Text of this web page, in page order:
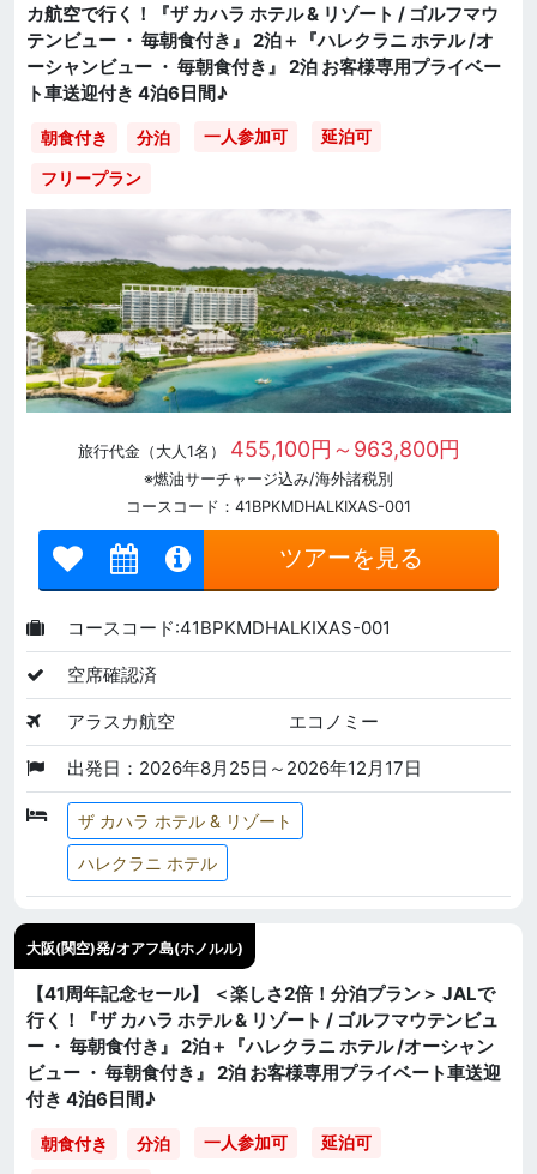
カ航空で行く！『ザ カハラ ホテル & リゾート / ゴルフマウ
テンビュー ・ 毎朝食付き』 2泊＋『ハレクラニ ホテル /オ
ーシャンビュー ・ 毎朝食付き』 2泊 お客様専用プライベー
ト車送迎付き 4泊6日間♪
朝食付き 分泊 一人参加可 延泊可
フリープラン
旅行代金（大人1名） 455,100円～963,800円
※燃油サーチャージ込み/海外諸税別
コースコード：41BPKMDHALKIXAS-001
ツアーを見る
コースコード:41BPKMDHALKIXAS-001
空席確認済
アラスカ航空 エコノミー
出発日：2026年8月25日～2026年12月17日
ザ カハラ ホテル & リゾート
ハレクラニ ホテル
大阪(関空)発/オアフ島(ホノルル)
【41周年記念セール】 ＜楽しさ2倍！分泊プラン＞ JALで
行く！『ザ カハラ ホテル & リゾート / ゴルフマウテンビュ
ー ・ 毎朝食付き』 2泊＋『ハレクラニ ホテル /オーシャン
ビュー ・ 毎朝食付き』 2泊 お客様専用プライベート車送迎
付き 4泊6日間♪
朝食付き 分泊 一人参加可 延泊可